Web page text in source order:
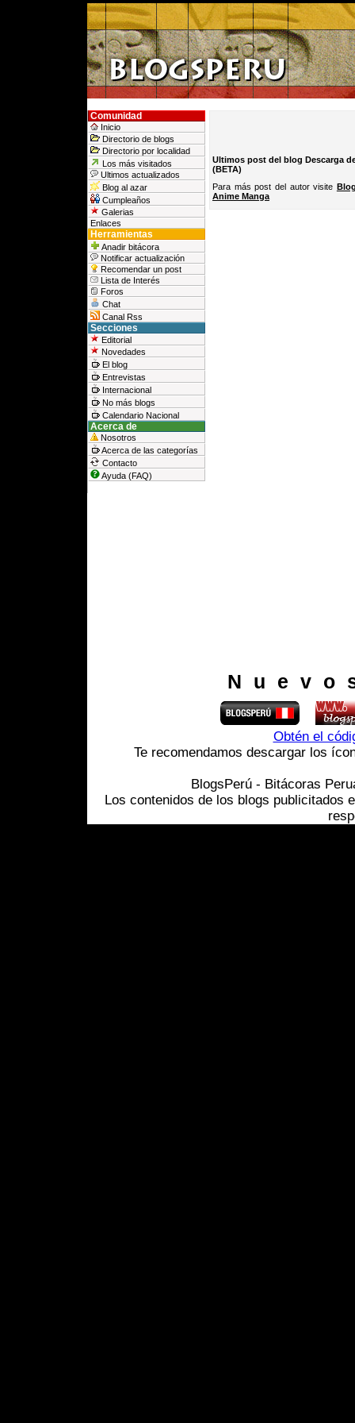
Comunidad
Inicio
Directorio de blogs
Directorio por localidad
Los más visitados
Ultimos actualizados
Blog al azar
Cumpleaños
Galerias
Enlaces
Herramientas
Anadir bitácora
Notificar actualización
Recomendar un post
Lista de Interés
Foros
Chat
Canal Rss
Secciones
Editorial
Novedades
El blog
Entrevistas
Internacional
No más blogs
Calendario Nacional
Acerca de
Nosotros
Acerca de las categorías
Contacto
Ayuda (FAQ)
Ultimos post del blog Descarga
(BETA)
Para más post del autor visite
Anime Manga
Obtén el
Te recomendamos descargar los
BlogsPerú - Bitácoras
Los contenidos de los blogs publicitados